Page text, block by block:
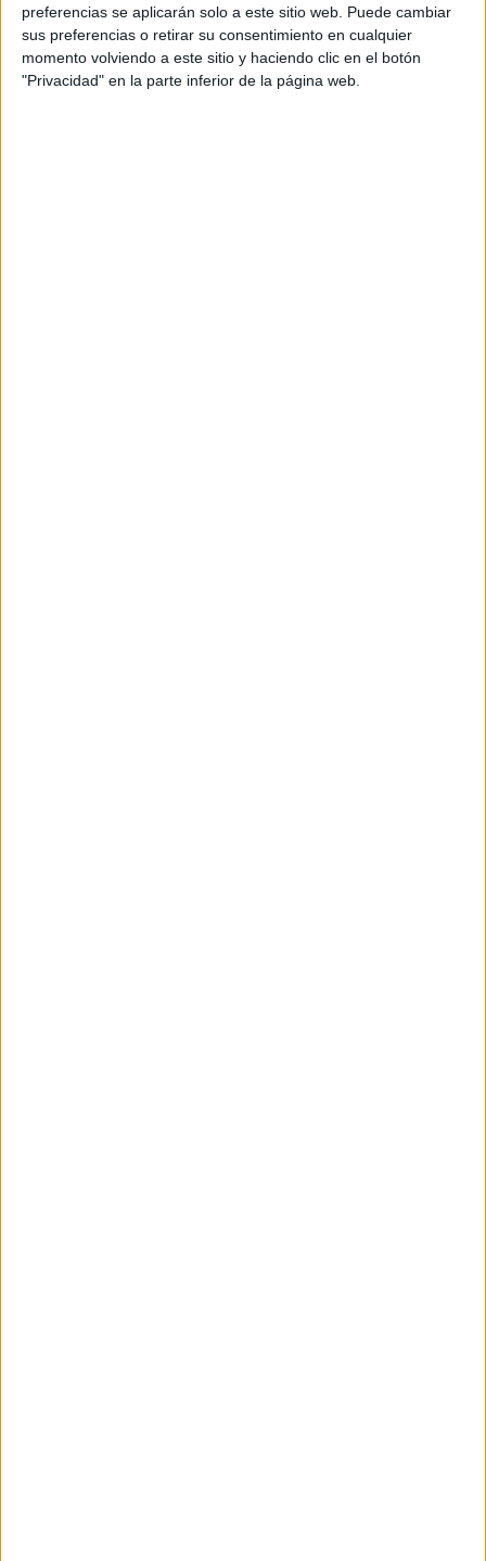
preferencias se aplicarán solo a este sitio web. Puede cambiar
sus preferencias o retirar su consentimiento en cualquier
momento volviendo a este sitio y haciendo clic en el botón
"Privacidad" en la parte inferior de la página web.
ÚNETE A NUESTRO GRUPO EXCLUSIVO DE
WHATSAPP